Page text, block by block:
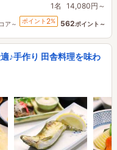
1名 14,080円～
ア～ ポイント 2% 562ポイント～
♪手作り 田舎料理を味わ